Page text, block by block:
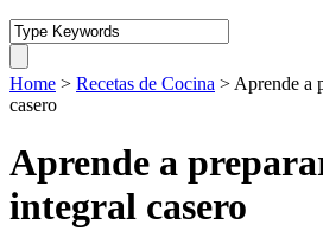
Home > Recetas de Cocina > Aprende a
casero
Aprende a
integral casero